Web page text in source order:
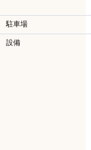
駐車場
設備